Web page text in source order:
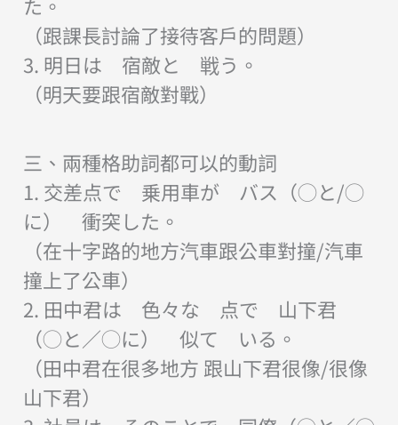
た。
（跟課長討論了接待客戶的問題）
3. 明日は 宿敵と 戦う。
（明天要跟宿敵對戰）
三、兩種格助詞都可以的動詞
1. 交差点で 乗用車が バス（◯と/◯
に） 衝突した。
（在十字路的地方汽車跟公車對撞/汽車
撞上了公車）
2. 田中君は 色々な 点で 山下君
（◯と／◯に） 似て いる。
（田中君在很多地方 跟山下君很像/很像
山下君）